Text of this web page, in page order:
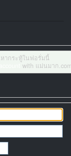
ากระทู้ในฟอรั่มนี้
with แม่นมาก